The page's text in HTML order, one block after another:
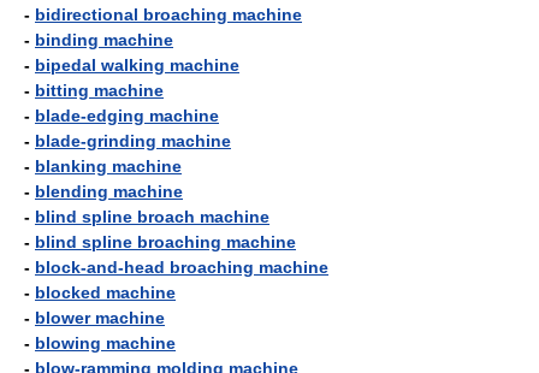
- bidirectional broaching machine
- binding machine
- bipedal walking machine
- bitting machine
- blade-edging machine
- blade-grinding machine
- blanking machine
- blending machine
- blind spline broach machine
- blind spline broaching machine
- block-and-head broaching machine
- blocked machine
- blower machine
- blowing machine
- blow-ramming molding machine